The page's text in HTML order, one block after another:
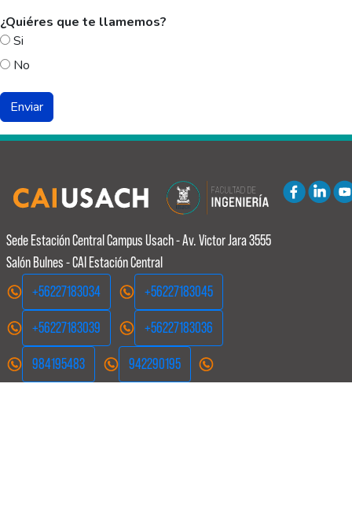
¿Quiéres que te llamemos?
Si
No
Sede Estación Central Campus Usach - Av. Victor Jara 3555
Salón Bulnes - CAI Estación Central
+56227183034
+56227183045
+56227183039 +56227183036
984195483 942290195